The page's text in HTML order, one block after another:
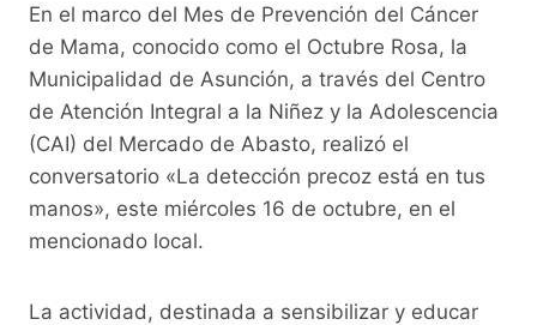
c
e
b
o
o
k
itt
er
at
s
A
p
p
p
y
Li
n
k
e
gr
a
m
En el marco del Mes de Prevención del Cáncer
de Mama, conocido como el Octubre Rosa, la
Municipalidad de Asunción, a través del Centro
de Atención Integral a la Niñez y la Adolescencia
(CAI) del Mercado de Abasto, realizó el
conversatorio «La detección precoz está en tus
manos», este miércoles 16 de octubre, en el
mencionado local.
La actividad, destinada a sensibilizar y educar